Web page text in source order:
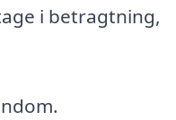
i betragtning,